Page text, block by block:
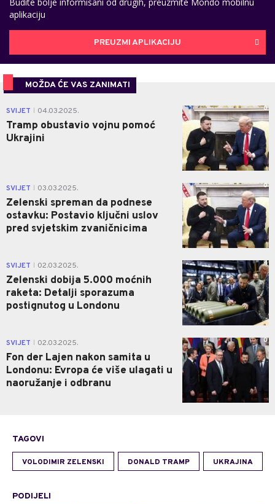
Budite bolje informisani od drugih, preuzmite Mondo mobilnu
aplikaciju
PREUZMI APLIKACIJU
MOŽDA ĆE VAS ZANIMATI
SVIJET 04.03.2025.
Tramp obustavio vojnu pomoć
Ukrajini
0
SVIJET 03.03.2025.
Zelenski spreman da podnese
ostavku: Postavio ključni uslov
pred svjetskim zvaničnicima
0
SVIJET 02.03.2025.
Zelenski dobija 5.000 moćnih
raketa: Detalji sporazuma
postignutog u Londonu
4
SVIJET 02.03.2025.
Fon der Lajen nakon samita u
Londonu: Evropa će više ulagati u
naoružanje i odbranu
0
TAGOVI
VOLODIMIR ZELENSKI DONALD TRAMP UKRAJINA
PODIJELI